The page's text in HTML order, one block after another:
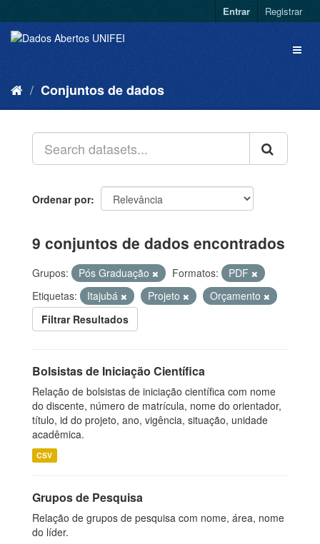
Entrar Registrar
Conjuntos de dados
Ordenar por
9 conjuntos de dados encontrados
Grupos: Pós Graduação Formatos:
PDF
Etiquetas:
Itajubá Projeto
Orçamento
Filtrar Resultados
Bolsistas de Iniciação Científica
Relação de bolsistas de iniciação científica com nome
do discente, número de matrícula, nome do orientador,
título, id do projeto, ano, vigência, situação, unidade
acadêmica.
CSV
Grupos de Pesquisa
Relação de grupos de pesquisa com nome, área, nome
do líder.